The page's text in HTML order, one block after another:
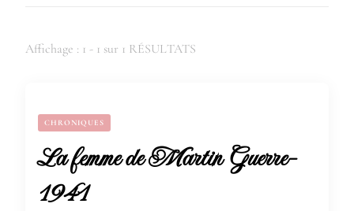
Affichage : 1 - 1 sur 1 RÉSULTATS
CHRONIQUES
La femme de Martin Guerre-
1941